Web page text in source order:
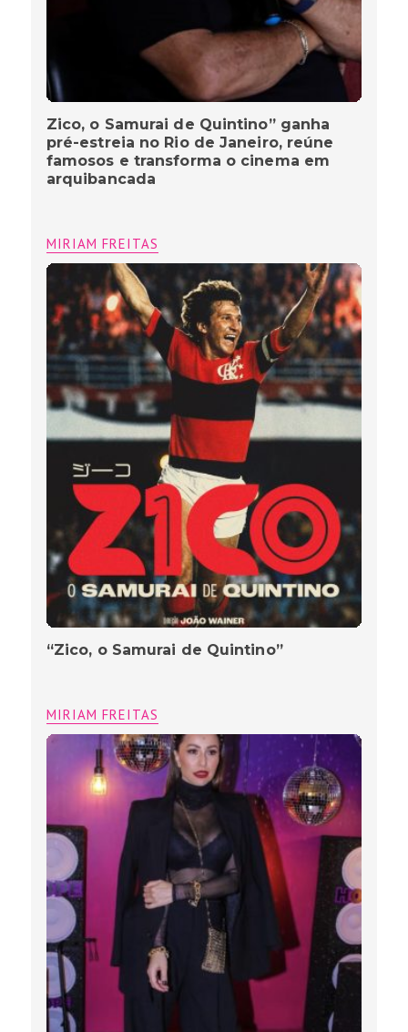
Zico, o Samurai de Quintino” ganha
pré-estreia no Rio de Janeiro, reúne
famosos e transforma o cinema em
arquibancada
MIRIAM FREITAS
“Zico, o Samurai de Quintino”
MIRIAM FREITAS